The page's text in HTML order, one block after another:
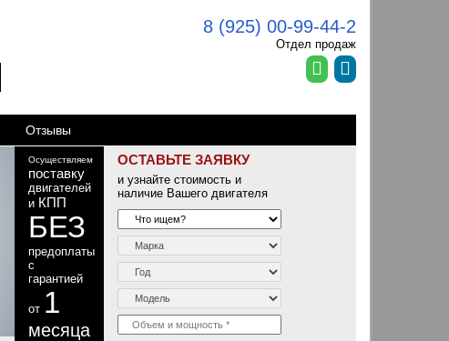
8 (925) 00-99-44-2
Отдел продаж
Отзывы
Осуществляем
поставку
двигателей
и КПП
БЕЗ
предоплаты
с
гарантией
от 1
месяца
ОСТАВЬТЕ ЗАЯВКУ
и узнайте стоимость и
наличие Вашего двигателя